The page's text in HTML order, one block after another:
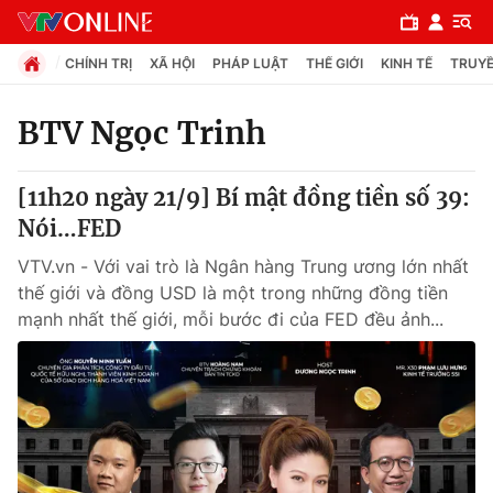
Chuyên mục
Chính trị
Xã hội
Pháp luật
Y tế
Thế giới
CHÍNH TRỊ XÃ HỘI PHÁP LUẬT THẾ GIỚI KINH TẾ
BTV Ngọc Trinh
[11h20 ngày 21/9] Bí mật đồng tiền số 39:
Nói…FED
VTV.vn - Với vai trò là Ngân hàng Trung ương lớn nhất
thế giới và đồng USD là một trong những đồng tiền
mạnh nhất thế giới, mỗi bước đi của FED đều ảnh...